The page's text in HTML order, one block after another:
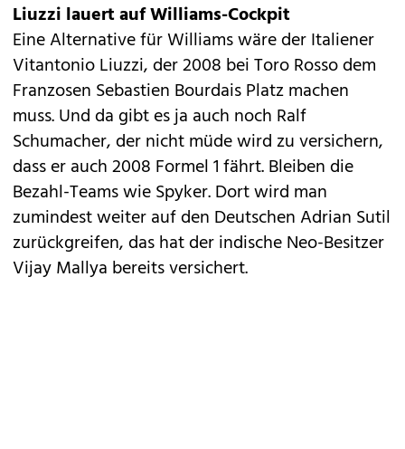
Liuzzi lauert auf Williams-Cockpit
Eine Alternative für Williams wäre der Italiener
Vitantonio Liuzzi, der 2008 bei Toro Rosso dem
Franzosen Sebastien Bourdais Platz machen
muss. Und da gibt es ja auch noch Ralf
Schumacher, der nicht müde wird zu versichern,
dass er auch 2008 Formel 1 fährt. Bleiben die
Bezahl-Teams wie Spyker. Dort wird man
zumindest weiter auf den Deutschen Adrian Sutil
zurückgreifen, das hat der indische Neo-Besitzer
Vijay Mallya bereits versichert.